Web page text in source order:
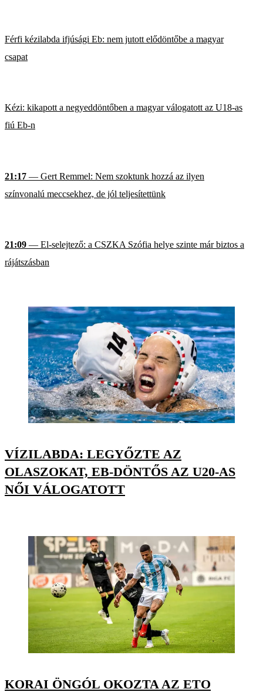
Férfi kézilabda ifjúsági Eb: nem jutott elődöntőbe a magyar
csapat
Kézi: kikapott a negyeddöntőben a magyar válogatott az U18-as
fiú Eb-n
21:17 — Gert Remmel: Nem szoktunk hozzá az ilyen
színvonalú meccsekhez, de jól teljesítettünk
21:09 — El-selejtező: a CSZKA Szófia helye szinte már biztos a
rájátszásban
VÍZILABDA: LEGYŐZTE AZ
OLASZOKAT, EB-DÖNTŐS AZ U20-AS
NŐI VÁLOGATOTT
KORAI ÖNGÓL OKOZTA AZ ETO